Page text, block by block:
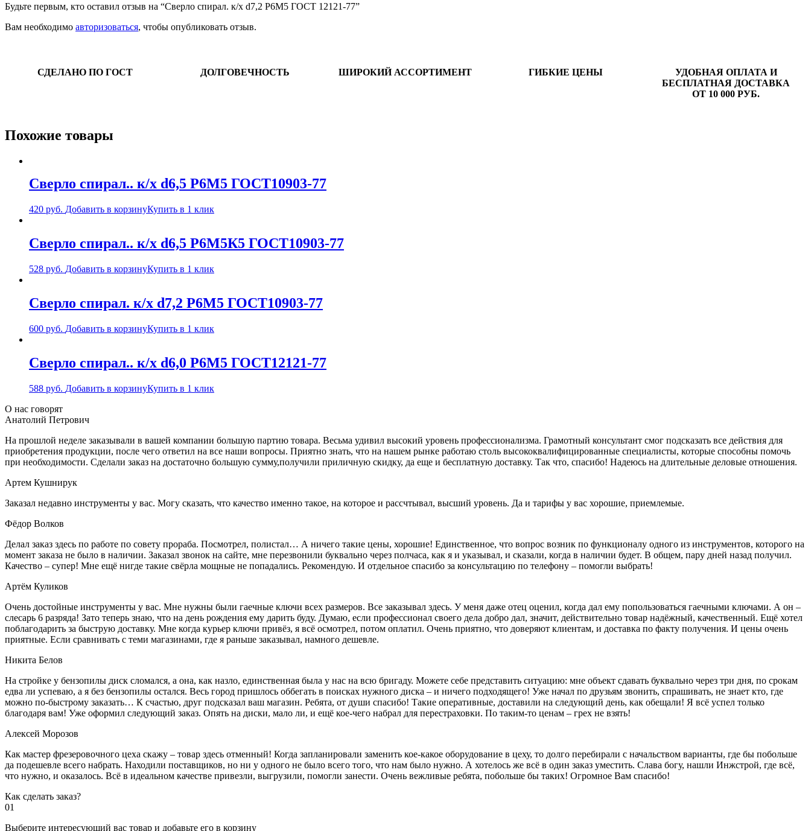
Будьте первым, кто оставил отзыв на “Сверло спирал. к/х d7,2 Р6М5 ГОСТ 12121-77”
Вам необходимо авторизоваться, чтобы опубликовать отзыв.
СДЕЛАНО ПО ГОСТ ДОЛГОВЕЧНОСТЬ ШИРОКИЙ АССОРТИМЕНТ ГИБКИЕ ЦЕНЫ
УДОБНАЯ ОПЛАТА И
БЕСПЛАТНАЯ ДОСТАВКА
ОТ 10 000 РУБ.
Похожие товары
Сверло спирал.. к/х d6,5 Р6М5 ГОСТ10903-77
420 руб. Добавить в корзинуКупить в 1 клик
Сверло спирал.. к/х d6,5 Р6М5К5 ГОСТ10903-77
528 руб. Добавить в корзинуКупить в 1 клик
Сверло спирал. к/х d7,2 Р6М5 ГОСТ10903-77
600 руб. Добавить в корзинуКупить в 1 клик
Сверло спирал.. к/х d6,0 Р6М5 ГОСТ12121-77
588 руб. Добавить в корзинуКупить в 1 клик
О нас говорят
Анатолий Петрович
На прошлой неделе заказывали в вашей компании большую партию товара. Весьма удивил высокий уровень профессионализма. Грамотный консультант смог подсказать все действия для
приобретения продукции, после чего ответил на все наши вопросы. Приятно знать, что на нашем рынке работаю столь высококвалифицированные специалисты, которые способны помочь
при необходимости. Сделали заказ на достаточно большую сумму,получили приличную скидку, да еще и бесплатную доставку. Так что, спасибо! Надеюсь на длительные деловые отношения.
Артем Кушнирук
Заказал недавно инструменты у вас. Могу сказать, что качество именно такое, на которое и рассчтывал, высший уровень. Да и тарифы у вас хорошие, приемлемые.
Фёдор Волков
Делал заказ здесь по работе по совету прораба. Посмотрел, полистал… А ничего такие цены, хорошие! Единственное, что вопрос возник по функционалу одного из инструментов, которого на
момент заказа не было в наличии. Заказал звонок на сайте, мне перезвонили буквально через полчаса, как я и указывал, и сказали, когда в наличии будет. В общем, пару дней назад получил.
Качество – супер! Мне ещё нигде такие свёрла мощные не попадались. Рекомендую. И отдельное спасибо за консультацию по телефону – помогли выбрать!
Артём Куликов
Очень достойные инструменты у вас. Мне нужны были гаечные ключи всех размеров. Все заказывал здесь. У меня даже отец оценил, когда дал ему попользоваться гаечными ключами. А он –
слесарь 6 разряда! Зато теперь знаю, что на день рождения ему дарить буду. Думаю, если профессионал своего дела добро дал, значит, действительно товар надёжный, качественный. Ещё хотел
поблагодарить за быструю доставку. Мне когда курьер ключи привёз, я всё осмотрел, потом оплатил. Очень приятно, что доверяют клиентам, и доставка по факту получения. И цены очень
приятные. Если сравнивать с теми магазинами, где я раньше заказывал, намного дешевле.
Никита Белов
На стройке у бензопилы диск сломался, а она, как назло, единственная была у нас на всю бригаду. Можете себе представить ситуацию: мне объект сдавать буквально через три дня, по срокам
едва ли успеваю, а я без бензопилы остался. Весь город пришлось оббегать в поисках нужного диска – и ничего подходящего! Уже начал по друзьям звонить, спрашивать, не знает кто, где
можно по-быстрому заказать… К счастью, друг подсказал ваш магазин. Ребята, от души спасибо! Такие оперативные, доставили на следующий день, как обещали! Я всё успел только
благодаря вам! Уже оформил следующий заказ. Опять на диски, мало ли, и ещё кое-чего набрал для перестраховки. По таким-то ценам – грех не взять!
Алексей Морозов
Как мастер фрезеровочного цеха скажу – товар здесь отменный! Когда запланировали заменить кое-какое оборудование в цеху, то долго перебирали с начальством варианты, где бы побольше
да подешевле всего набрать. Находили поставщиков, но ни у одного не было всего того, что нам было нужно. А хотелось же всё в один заказ уместить. Слава богу, нашли Инжстрой, где всё,
что нужно, и оказалось. Всё в идеальном качестве привезли, выгрузили, помогли занести. Очень вежливые ребята, побольше бы таких! Огромное Вам спасибо!
Как сделать заказ?
01
Выберите интересующий вас товар и добавьте его в корзину